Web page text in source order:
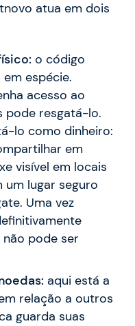
atua em dois
o código
espécie.
acesso ao
pode resgatá-lo.
lo como dinheiro:
em
visível em locais
lugar seguro
Uma vez
pode ser
aqui está a
relação a outros
guarda suas